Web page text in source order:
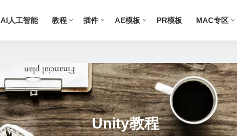
AI人工智能 教程 插件 AE模板 PR模板 MAC专区
Unity教程